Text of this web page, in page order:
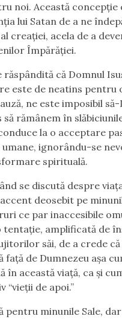
noi. Această concepție
lui Satan de a ne
creației, acela de a
Împărăției.
răspândită că Domnul
este de neatins pentru
ne este imposibil
rămânem în
la o acceptare
ignorându-se
spirituală.
se discută despre
deosebit pe
ce par inaccesibile
tentație, amplificată de
săi, de a crede
față de Dumnezeu așa
în această viață, ca și
“vieții de apoi.”
pentru minunile Sale,